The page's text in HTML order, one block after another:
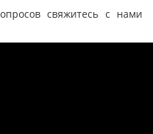
свяжитесь с нами